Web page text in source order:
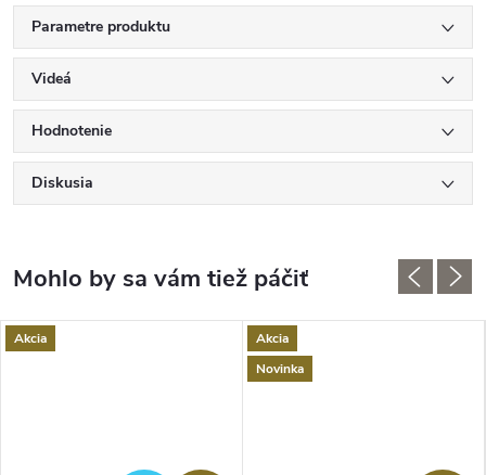
Parametre produktu
Videá
Hodnotenie
Diskusia
Akcia
Akcia
Novinka